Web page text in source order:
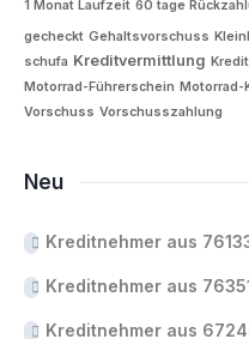
1 Monat Laufzeit 60 tage
gecheckt Gehaltsvorschuss
schufa Kreditvermittlung
Motorrad-Führerschein Motorrad-
Vorschuss Vorschusszahlung
Neu
Kreditnehmer aus
Kreditnehmer aus
Kreditnehmer aus